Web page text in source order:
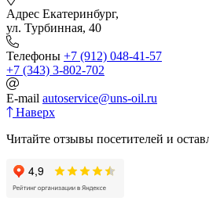
Адрес Екатеринбург,
ул. Турбинная, 40
Телефоны +7 (912) 048-41-57
+7 (343) 3-802-702
E-mail autoservice@uns-oil.ru
Наверх
Читайте отзывы посетителей и